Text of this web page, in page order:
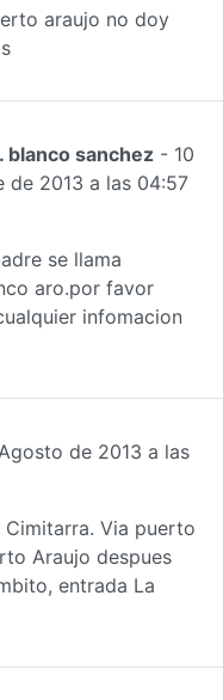
araujo no doy
blanco sanchez - 10
de 2013 a las 04:57
se llama
aro.por favor
infomacion
de 2013 a las
Cimitarra. Via puerto
Araujo despues
entrada La